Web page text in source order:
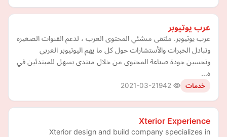
عرب يوتيوبر
عرب يوتيوبر. ملتقى منشئي المحتوى العرب ، لدعم القنوات الصغيره
وتبادل الخبرات والأستشارات حول كل ما يهم اليوتيوبر العربي
وتحسين جودة صناعة المحتوى من خلال منتدى يسهل للمبتدئين في
ه…
خدمات 2021-03-21
Xterior Experience
Xterior design and build company specializes in